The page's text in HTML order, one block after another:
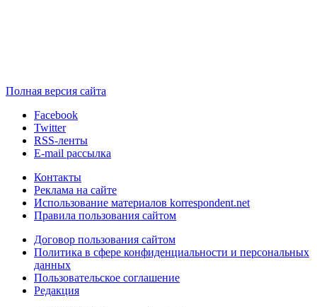
Полная версия сайта
Facebook
Twitter
RSS-ленты
E-mail рассылка
Контакты
Реклама на сайте
Использование материалов korrespondent.net
Правила пользования сайтом
Договор пользования сайтом
Политика в сфере конфиденциальности и персональных
данных
Пользовательское соглашение
Редакция